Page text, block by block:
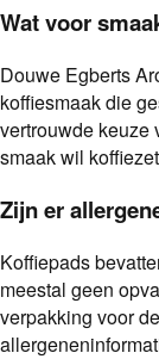
Wat voor
Douwe Egberts
koffiesmaak die
vertrouwde keuze
smaak wil
Zijn er
Koffiepads
meestal geen
verpakking voor